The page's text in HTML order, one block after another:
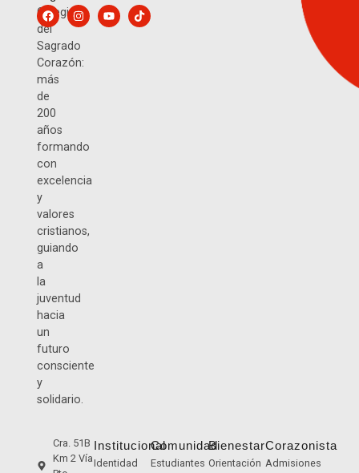
Colegio
del
Sagrado
Corazón:
más
de
200
años
formando
con
excelencia
y
valores
cristianos,
guiando
a
la
juventud
hacia
un
futuro
consciente
y
solidario.
Cra. 51B
Km 2 Vía
Institucional
Identidad
Comunidad
Estudiantes
Bienestar
Orientación
Corazonista
Admisiones